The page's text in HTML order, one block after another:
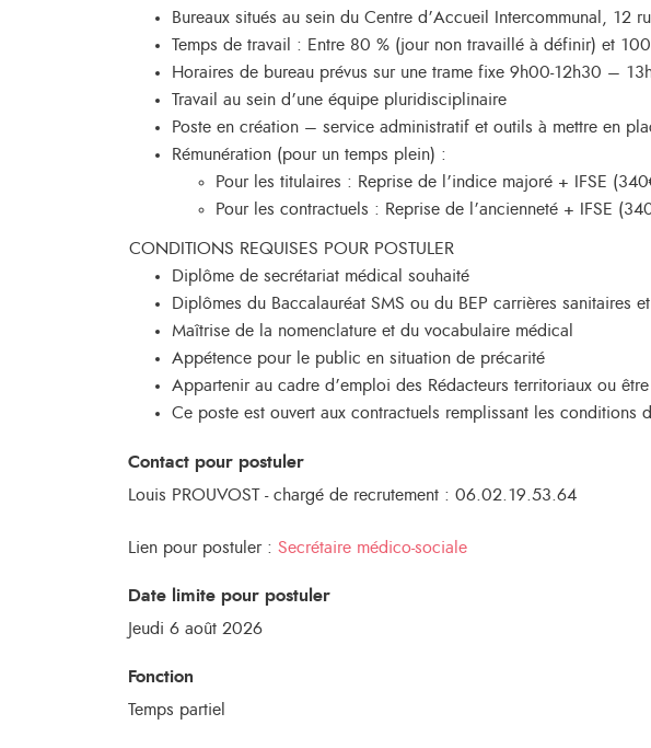
Bureaux situés au sein du Centre d’Accueil Intercommunal, 12
Temps de travail : Entre 80 % (jour non travaillé à définir) et
Horaires de bureau prévus sur une trame fixe 9h00-12h30 –
Travail au sein d’une équipe pluridisciplinaire
Poste en création – service administratif et outils à mettre en
Rémunération (pour un temps plein) :
Pour les titulaires : Reprise de l’indice majoré + IFSE
Pour les contractuels : Reprise de l’ancienneté + IFSE
CONDITIONS REQUISES POUR POSTULER
Diplôme de secrétariat médical souhaité
Diplômes du Baccalauréat SMS ou du BEP carrières sanitaires
Maîtrise de la nomenclature et du vocabulaire médical
Appétence pour le public en situation de précarité
Appartenir au cadre d’emploi des Rédacteurs territoriaux ou
Ce poste est ouvert aux contractuels remplissant les conditions
Contact pour postuler
Louis PROUVOST - chargé de recrutement : 06.02.19.53.64
Lien pour postuler : Secrétaire médico-sociale
Date limite pour postuler
Jeudi 6 août 2026
Fonction
Temps partiel